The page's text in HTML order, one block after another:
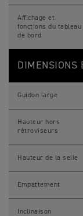
Affichage et
fonctions du tableau
de bord
DIMENSIONS
Guidon large
Hauteur hors
rétroviseurs
Hauteur de la selle
Empattement
Inclinaison